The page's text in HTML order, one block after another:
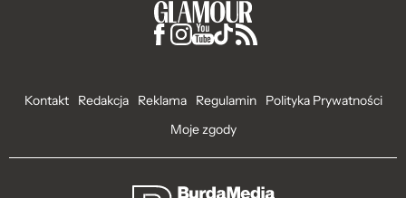
Kontakt Redakcja Reklama Regulamin
Polityka Prywatności
Moje zgody